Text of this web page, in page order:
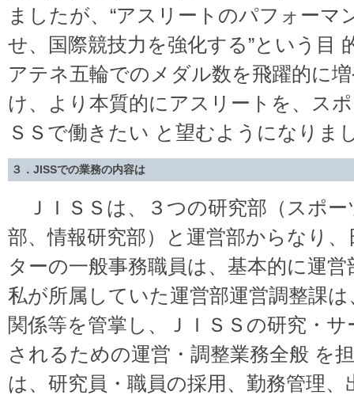
ましたが、“アスリートのパフォーマ
せ、国際競技力を強化する”という目
アテネ五輪でのメダル数を飛躍的に
け、より本質的にアスリートを、ス
ＳＳで働きたい と望むようになりま
３．JISSでの業務の内容は
ＪＩＳＳは、３つの研究部（スポー
部、情報研究部）と運営部からなり
ターの一般事務職員は、基本的に運
私が所属していた運営部運営調整課
関係等を管掌し、ＪＩＳＳの研究・
されるための運営・調整業務全般 を
は、研究員・職員の採用、勤務管理